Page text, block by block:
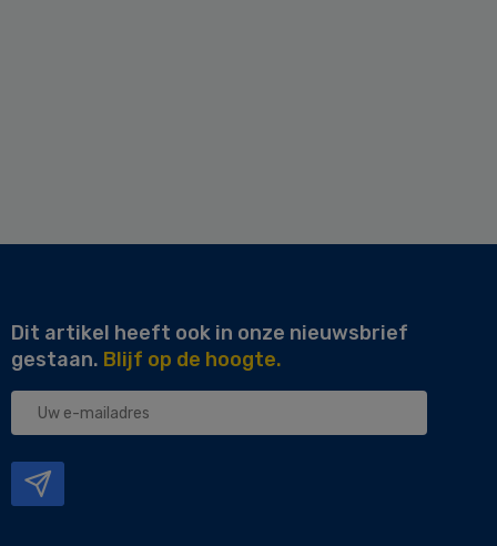
Dit artikel heeft ook in onze nieuwsbrief
gestaan. Blijf op de hoogte.
Uw